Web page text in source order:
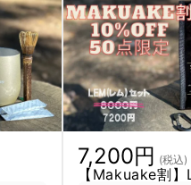
イムに
ということは
あります。
7,200円 (税込)
【Makuake割